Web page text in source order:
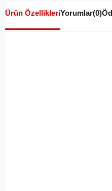
Ürün ÖzellikleriYorumlar(0)